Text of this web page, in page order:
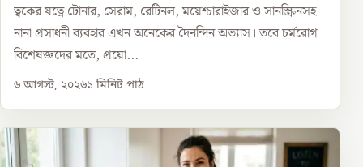
ত্বকের যত্নে টোনার, সেরাম, রেটিনল, ময়েশ্চারাইজার ও সানস্ক্রিনসহ
নানা প্রসাধনী ব্যবহার এখন অনেকের দৈনন্দিন অভ্যাস। তবে চর্মরোগ
বিশেষজ্ঞদের মতে, প্রয়ো...
৬ আগস্ট, ২০২৬১ মিনিট পাঠ